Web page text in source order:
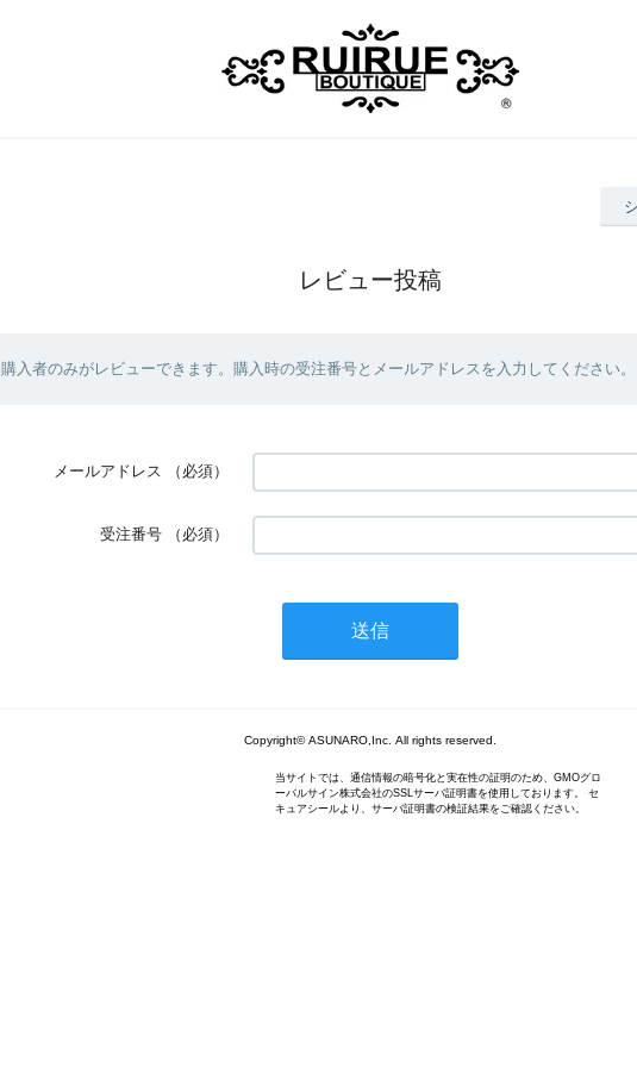
レビュー投稿
購入者のみがレビューできます。購入時の受注番号とメールアドレスを入力してください。
メールアドレス （必須）
受注番号 （必須）
Copyright© ASUNARO,Inc. All rights reserved.
当サイトでは、通信情報の暗号化と実在性の証明のため、GMOグロ
ーバルサイン株式会社のSSLサーバ証明書を使用しております。 セ
キュアシールより、サーバ証明書の検証結果をご確認ください。